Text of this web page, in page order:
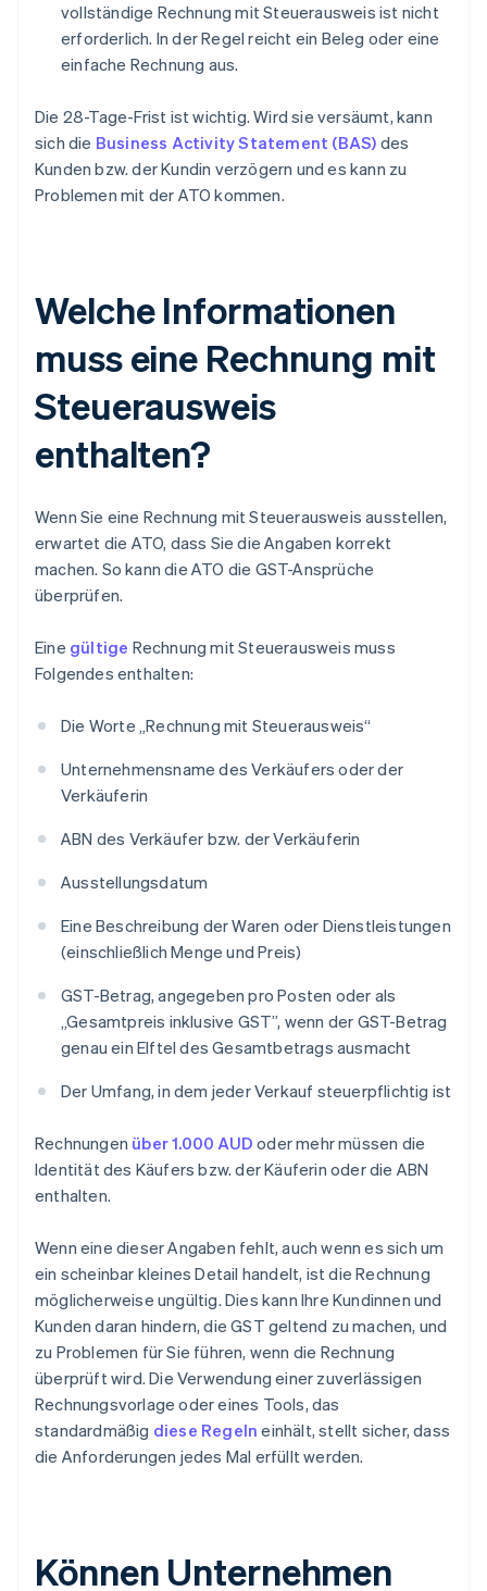
vollständige Rechnung mit Steuerausweis ist nicht
erforderlich. In der Regel reicht ein Beleg oder eine
einfache Rechnung aus.
Die 28-Tage-Frist ist wichtig. Wird sie versäumt, kann
sich die Business Activity Statement (BAS) des
Kunden bzw. der Kundin verzögern und es kann zu
Problemen mit der ATO kommen.
Welche Informationen
muss eine Rechnung mit
Steuerausweis
enthalten?
Wenn Sie eine Rechnung mit Steuerausweis ausstellen,
erwartet die ATO, dass Sie die Angaben korrekt
machen. So kann die ATO die GST-Ansprüche
überprüfen.
Eine gültige Rechnung mit Steuerausweis muss
Folgendes enthalten:
Die Worte „Rechnung mit Steuerausweis“
Unternehmensname des Verkäufers oder der
Verkäuferin
ABN des Verkäufer bzw. der Verkäuferin
Ausstellungsdatum
Eine Beschreibung der Waren oder Dienstleistungen
(einschließlich Menge und Preis)
GST-Betrag, angegeben pro Posten oder als
„Gesamtpreis inklusive GST”, wenn der GST-Betrag
genau ein Elftel des Gesamtbetrags ausmacht
Der Umfang, in dem jeder Verkauf steuerpflichtig ist
Rechnungen über 1.000 AUD oder mehr müssen die
Identität des Käufers bzw. der Käuferin oder die ABN
enthalten.
Wenn eine dieser Angaben fehlt, auch wenn es sich um
ein scheinbar kleines Detail handelt, ist die Rechnung
möglicherweise ungültig. Dies kann Ihre Kundinnen und
Kunden daran hindern, die GST geltend zu machen, und
zu Problemen für Sie führen, wenn die Rechnung
überprüft wird. Die Verwendung einer zuverlässigen
Rechnungsvorlage oder eines Tools, das
standardmäßig diese Regeln einhält, stellt sicher, dass
die Anforderungen jedes Mal erfüllt werden.
Können Unternehmen